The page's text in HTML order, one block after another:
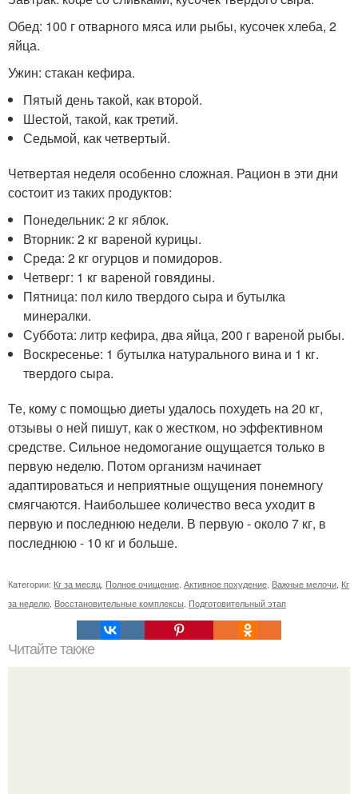
Обед: 100 г отварного мяса или рыбы, кусочек хлеба, 2
яйца.
Ужин: стакан кефира.
Пятый день такой, как второй.
Шестой, такой, как третий.
Седьмой, как четвертый.
Четвертая неделя особенно сложная. Рацион в эти дни
состоит из таких продуктов:
Понедельник: 2 кг яблок.
Вторник: 2 кг вареной курицы.
Среда: 2 кг огурцов и помидоров.
Четверг: 1 кг вареной говядины.
Пятница: пол кило твердого сыра и бутылка
минералки.
Суббота: литр кефира, два яйца, 200 г вареной рыбы.
Воскресенье: 1 бутылка натурального вина и 1 кг.
твердого сыра.
Те, кому с помощью диеты удалось похудеть на 20 кг,
отзывы о ней пишут, как о жестком, но эффективном
средстве. Сильное недомогание ощущается только в
первую неделю. Потом организм начинает
адаптироваться и неприятные ощущения понемногу
смягчаются. Наибольшее количество веса уходит в
первую и последнюю недели. В первую - около 7 кг, в
последнюю - 10 кг и больше.
Категории: Кг за месяц Полное очищение Активное похудение Важные мелочи Кг
за неделю Восстановительные комплексы Подготовительный этап
Читайте также